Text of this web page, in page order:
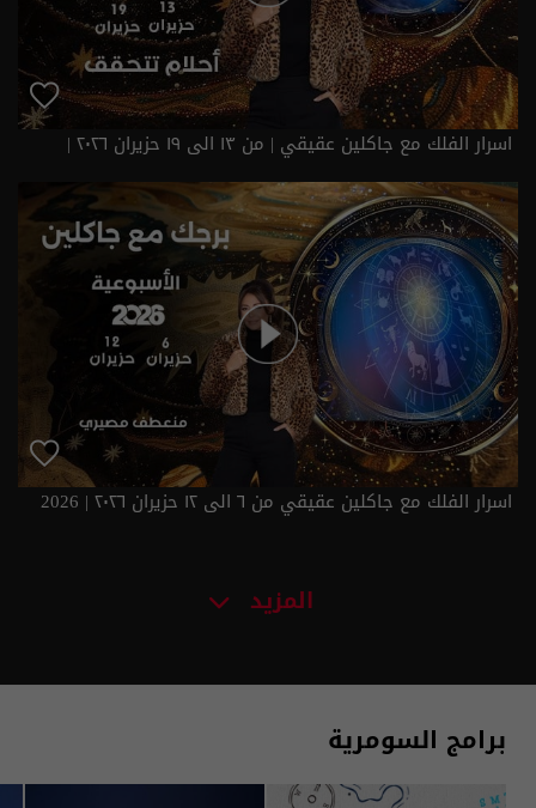
اسرار الفلك مع جاكلين عقيقي | من ١٣ الى ١٩ حزيران ٢٠٢٦ |
2026
اسرار الفلك مع جاكلين عقيقي من ٦ الى ١٢ حزيران ٢٠٢٦ | 2026
المزيد
برامج السومرية